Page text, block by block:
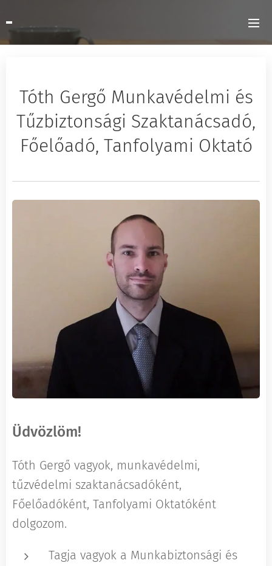
Tóth Gergő Munkavédelmi és
Tűzbiztonsági Szaktanácsadó,
Főelőadó, Tanfolyami Oktató
Üdvözlöm!
Tóth Gergő vagyok, munkavédelmi,
tűzvédelmi szaktanácsadóként,
Főelőadóként, Tanfolyami Oktatóként
dolgozom.
Tagja vagyok a Munkabiztonsági és